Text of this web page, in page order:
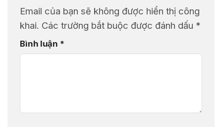
Email của bạn sẽ không được hiển thị công
khai. Các trường bắt buộc được đánh dấu *
Bình luận *